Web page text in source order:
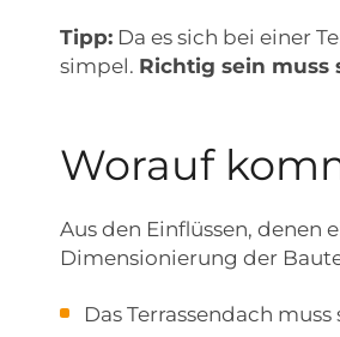
Tipp: Da es sich bei einer
simpel. Richtig sein muss
Worauf
Aus den Einflüssen,
Dimensionierung der
Das Terrassendach